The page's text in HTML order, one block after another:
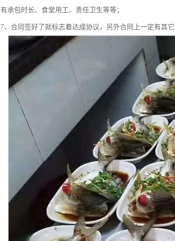
有承包时长、食堂用工、责任卫生等等；
7、合同签好了就标志着达成协议，另外合同上一定有其